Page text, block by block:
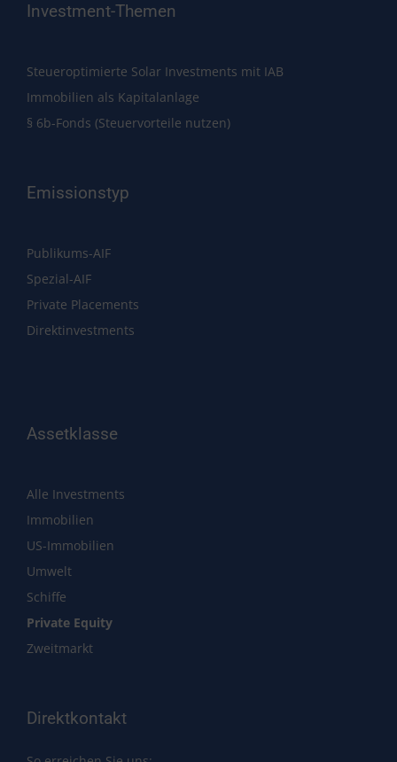
Investment-Themen
Steueroptimierte Solar Investments mit IAB
Immobilien als Kapitalanlage
§ 6b-Fonds (Steuervorteile nutzen)
Emissionstyp
Publikums-AIF
Spezial-AIF
Private Placements
Direktinvestments
Assetklasse
Alle Investments
Immobilien
US-Immobilien
Umwelt
Schiffe
Private Equity
Zweitmarkt
Direktkontakt